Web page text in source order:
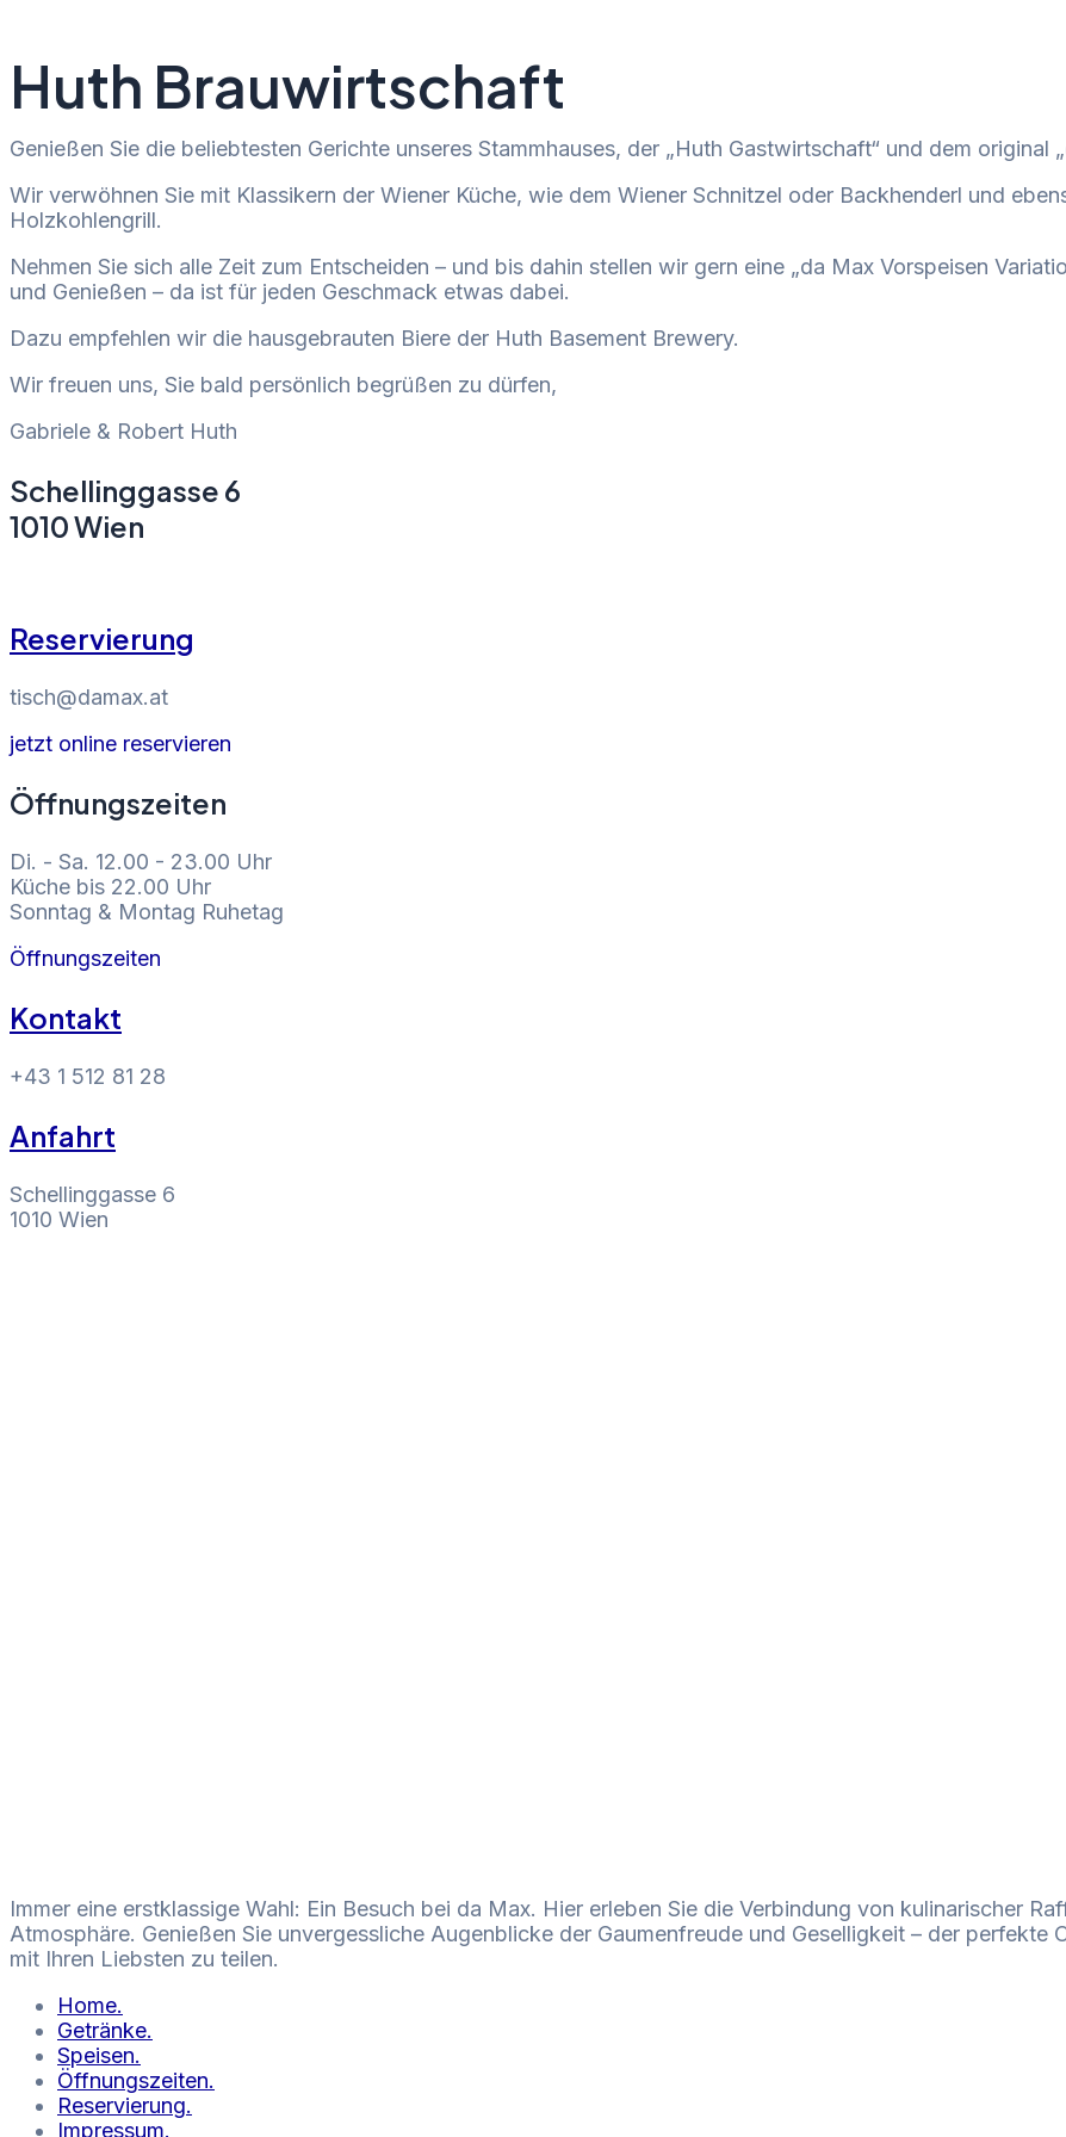
Huth Brauwirtschaft
Genießen Sie die beliebtesten Gerichte unseres Stammhauses, der „Huth Gastwirtschaft“ und dem original
Wir verwöhnen Sie mit Klassikern der Wiener Küche, wie dem Wiener Schnitzel oder Backhenderl und
Holzkohlengrill.
Nehmen Sie sich alle Zeit zum Entscheiden – und bis dahin stellen wir gern eine „da Max Vorspeisen
und Genießen – da ist für jeden Geschmack etwas dabei.
Dazu empfehlen wir die hausgebrauten Biere der Huth Basement Brewery.
Wir freuen uns, Sie bald persönlich begrüßen zu dürfen,
Gabriele & Robert Huth
Schellinggasse 6
1010 Wien
Reservierung
tisch@damax.at
jetzt online reservieren
Öffnungszeiten
Di. - Sa. 12.00 - 23.00 Uhr
Küche bis 22.00 Uhr
Sonntag & Montag Ruhetag
Öffnungszeiten
Kontakt
+43 1 512 81 28
Anfahrt
Schellinggasse 6
1010 Wien
Immer eine erstklassige Wahl: Ein Besuch bei da Max. Hier erleben Sie die Verbindung von kulinarischer
Atmosphäre. Genießen Sie unvergessliche Augenblicke der Gaumenfreude und Geselligkeit – der perfekte
mit Ihren Liebsten zu teilen.
Home.
Getränke.
Speisen.
Öffnungszeiten.
Reservierung.
Impressum.